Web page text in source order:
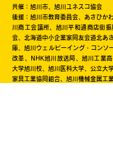
共催：旭川市、旭川ユネスコ協会
後援：旭川市教育委員会、あさひか
川商工会議所、旭川平和通商店街
会、北海道中小企業家同友会道北あ
庫、旭川ウェルビーイング・コンソ
改革、NHK旭川放送局、旭川工業
大学旭川校、旭川医科大学、公立大
家具工業協同組合、旭川機械金属工